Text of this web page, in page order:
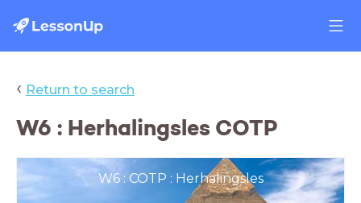
‹ Return to search
W6 : Herhalingsles COTP
W6 : COTP : Herhalingsles